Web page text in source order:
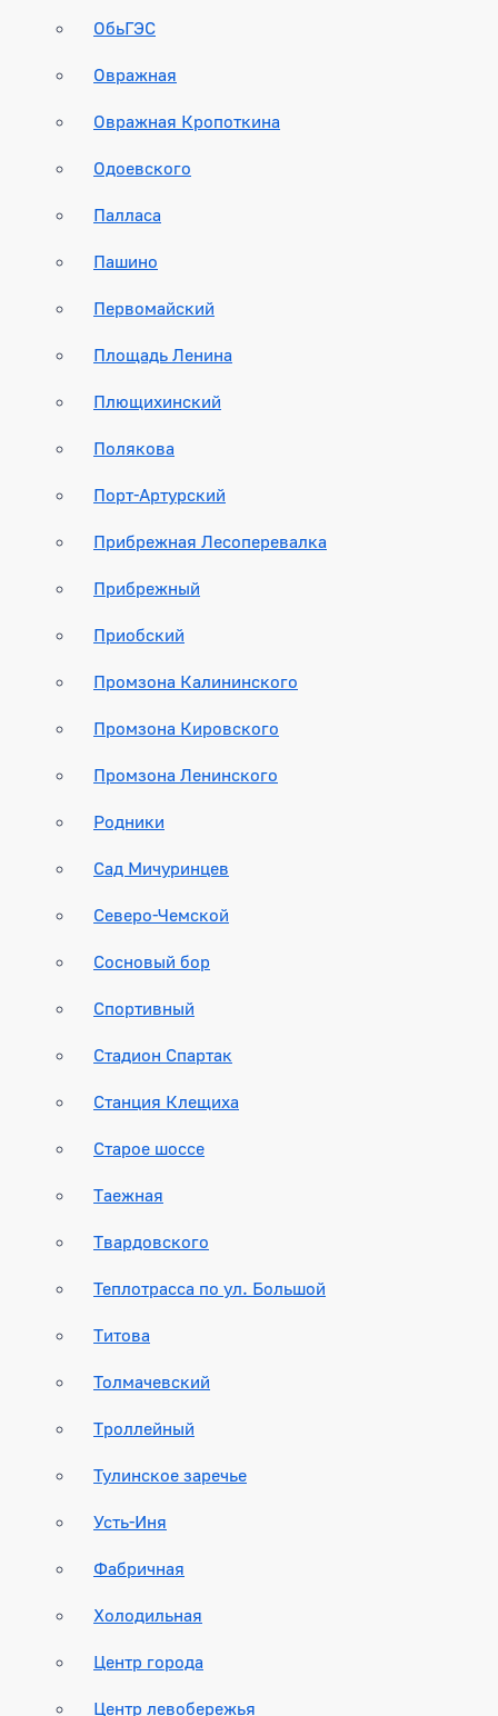
ОбьГЭС
Овражная
Овражная Кропоткина
Одоевского
Палласа
Пашино
Первомайский
Площадь Ленина
Плющихинский
Полякова
Порт-Артурский
Прибрежная Лесоперевалка
Прибрежный
Приобский
Промзона Калининского
Промзона Кировского
Промзона Ленинского
Родники
Сад Мичуринцев
Северо-Чемской
Сосновый бор
Спортивный
Стадион Спартак
Станция Клещиха
Старое шоссе
Таежная
Твардовского
Теплотрасса по ул. Большой
Титова
Толмачевский
Троллейный
Тулинское заречье
Усть-Иня
Фабричная
Холодильная
Центр города
Центр левобережья